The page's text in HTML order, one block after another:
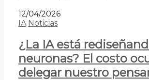
12/04/2026
IA Noticias
¿La IA está
neuronas? El costo
delegar nuestro